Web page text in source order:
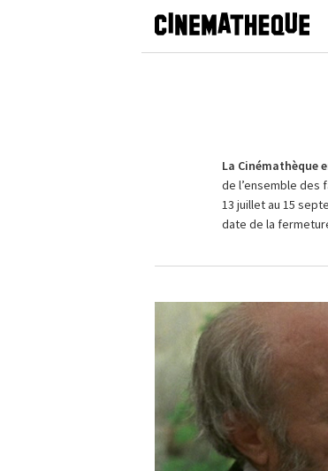
La Cinémathèque
de l’ensemble des
13 juillet au 15
date de la